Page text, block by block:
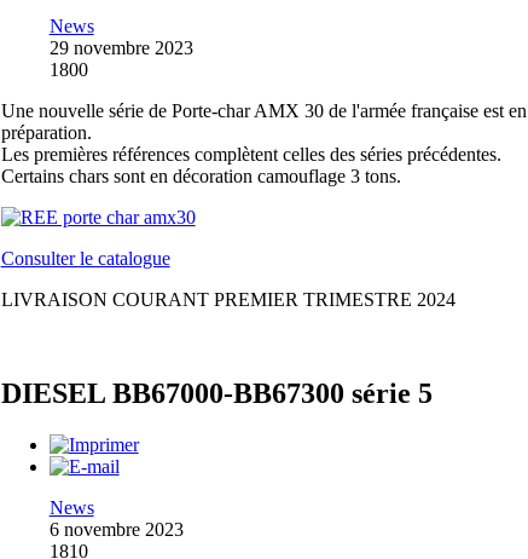
News
29 novembre 2023
1800
Une nouvelle série de Porte-char AMX 30 de l'armée française est en
préparation.
Les premières références complètent celles des séries précédentes.
Certains chars sont en décoration camouflage 3 tons.
Consulter le catalogue
LIVRAISON COURANT PREMIER TRIMESTRE 2024
DIESEL BB67000-BB67300 série 5
News
6 novembre 2023
1810